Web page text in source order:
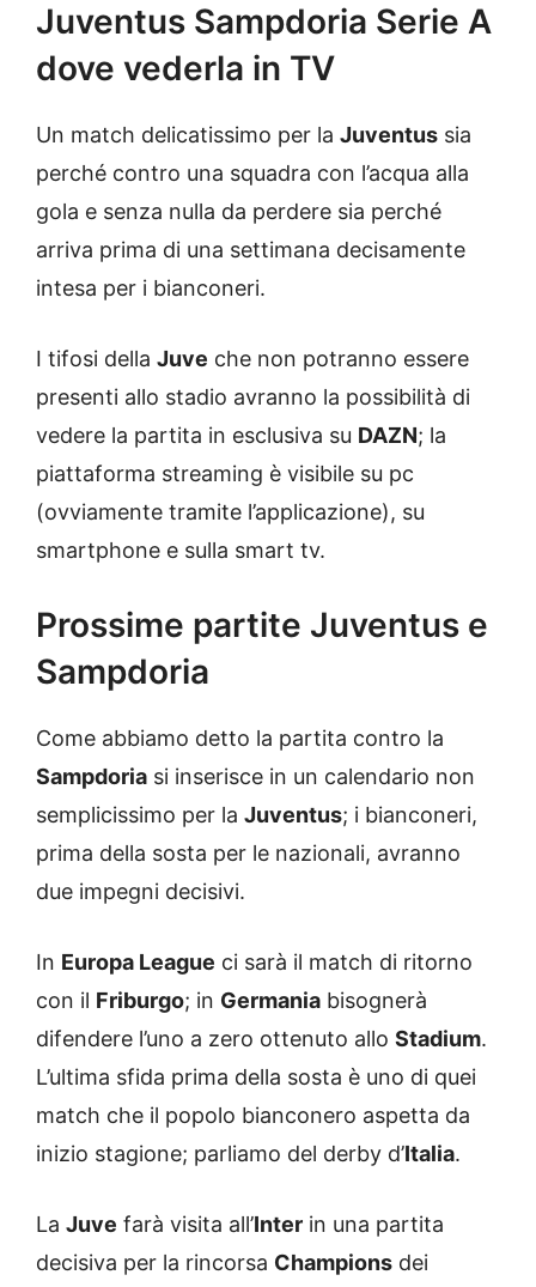
Juventus Sampdoria Serie A
dove vederla in TV
Un match delicatissimo per la Juventus sia
perché contro una squadra con l’acqua alla
gola e senza nulla da perdere sia perché
arriva prima di una settimana decisamente
intesa per i bianconeri.
I tifosi della Juve che non potranno essere
presenti allo stadio avranno la possibilità di
vedere la partita in esclusiva su DAZN; la
piattaforma streaming è visibile su pc
(ovviamente tramite l’applicazione), su
smartphone e sulla smart tv.
Prossime partite Juventus e
Sampdoria
Come abbiamo detto la partita contro la
Sampdoria si inserisce in un calendario non
semplicissimo per la Juventus; i bianconeri,
prima della sosta per le nazionali, avranno
due impegni decisivi.
In Europa League ci sarà il match di ritorno
con il Friburgo; in Germania bisognerà
difendere l’uno a zero ottenuto allo Stadium.
L’ultima sfida prima della sosta è uno di quei
match che il popolo bianconero aspetta da
inizio stagione; parliamo del derby d’Italia.
La Juve farà visita all’Inter in una partita
decisiva per la rincorsa Champions dei